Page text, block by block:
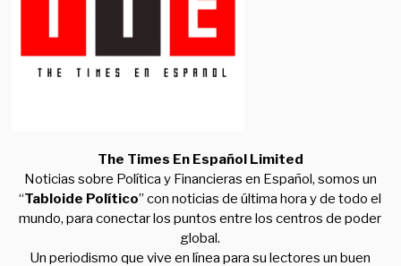
The Times En Español Limited
Noticias sobre Política y Financieras en Español, somos un
“Tabloide Político” con noticias de última hora y de todo el
mundo, para conectar los puntos entre los centros de poder
global.
Un periodismo que vive en línea para su lectores un buen